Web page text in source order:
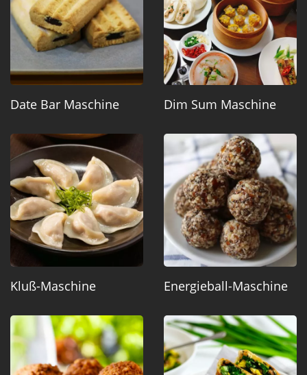
Date Bar Maschine Dim Sum Maschine
Kluß-Maschine Energieball-Maschine